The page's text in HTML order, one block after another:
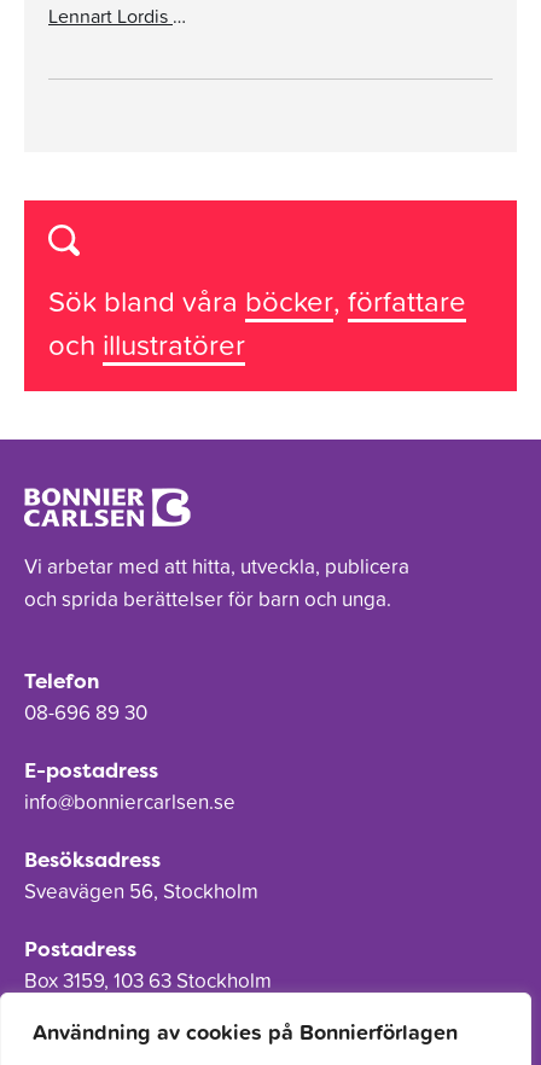
Användning av cookies på Bonnierförlagen
Lennart Lordis loggbok: Utsikt från livets planet
Sök bland våra böcker, författare
och illustratörer
Vi arbetar med att hitta, utveckla, publicera
och sprida berättelser för barn och unga.
Telefon
08-696 89 30
E-postadress
info@bonniercarlsen.se
Besöksadress
Sveavägen 56, Stockholm
Postadress
Box 3159, 103 63 Stockholm